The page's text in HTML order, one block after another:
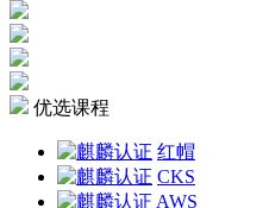
优选课程
红帽
CKS
AWS